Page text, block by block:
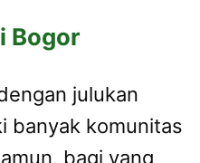
Bogor
julukan
banyak komunitas
bagi yang